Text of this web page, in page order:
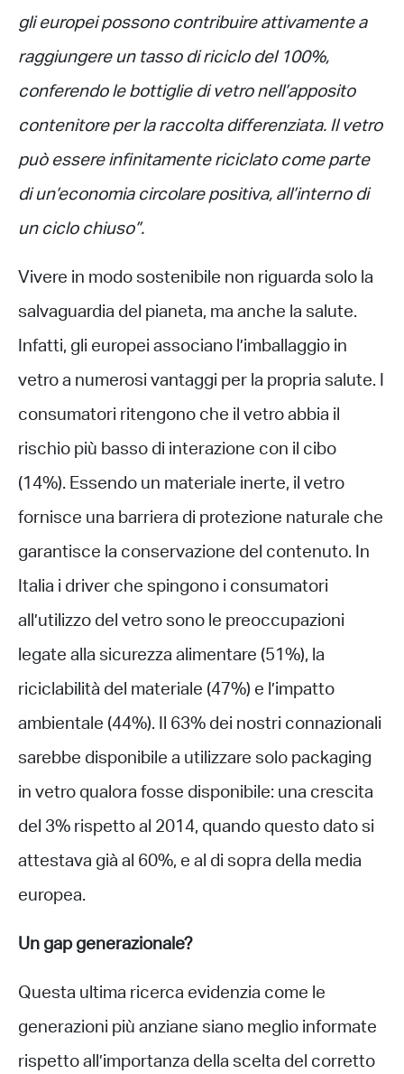
gli europei possono contribuire attivamente a
raggiungere un tasso di riciclo del 100%,
conferendo le bottiglie di vetro nell’apposito
contenitore per la raccolta differenziata. Il vetro
può essere infinitamente riciclato come parte
di un’economia circolare positiva, all’interno di
un ciclo chiuso”.
Vivere in modo sostenibile non riguarda solo la
salvaguardia del pianeta, ma anche la salute.
Infatti, gli europei associano l’imballaggio in
vetro a numerosi vantaggi per la propria salute. I
consumatori ritengono che il vetro abbia il
rischio più basso di interazione con il cibo
(14%). Essendo un materiale inerte, il vetro
fornisce una barriera di protezione naturale che
garantisce la conservazione del contenuto. In
Italia i driver che spingono i consumatori
all’utilizzo del vetro sono le preoccupazioni
legate alla sicurezza alimentare (51%), la
riciclabilità del materiale (47%) e l’impatto
ambientale (44%). Il 63% dei nostri connazionali
sarebbe disponibile a utilizzare solo packaging
in vetro qualora fosse disponibile: una crescita
del 3% rispetto al 2014, quando questo dato si
attestava già al 60%, e al di sopra della media
europea.
Un gap generazionale?
Questa ultima ricerca evidenzia come le
generazioni più anziane siano meglio informate
rispetto all’importanza della scelta del corretto